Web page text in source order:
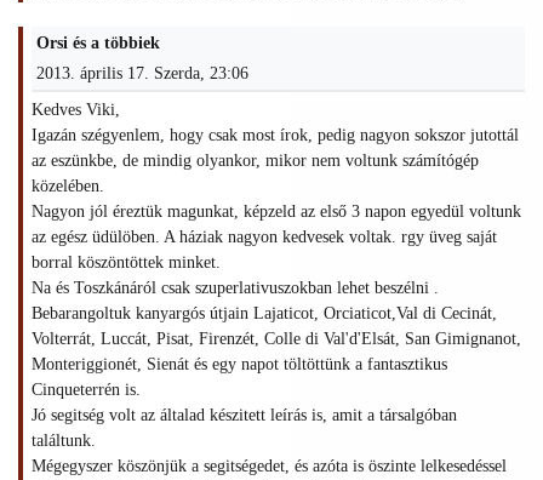
Orsi és a többiek
2013. április 17. Szerda, 23:06
Kedves Viki,
Igazán szégyenlem, hogy csak most írok, pedig nagyon sokszor jutottál
az eszünkbe, de mindig olyankor, mikor nem voltunk számítógép
közelében.
Nagyon jól éreztük magunkat, képzeld az első 3 napon egyedül voltunk
az egész üdülöben. A háziak nagyon kedvesek voltak. rgy üveg saját
borral köszöntöttek minket.
Na és Toszkánáról csak szuperlativuszokban lehet beszélni .
Bebarangoltuk kanyargós útjain Lajaticot, Orciaticot,Val di Cecinát,
Volterrát, Luccát, Pisat, Firenzét, Colle di Val'd'Elsát, San Gimignanot,
Monteriggionét, Sienát és egy napot töltöttünk a fantasztikus
Cinqueterrén is.
Jó segitség volt az általad készitett leírás is, amit a társalgóban
találtunk.
Mégegyszer köszönjük a segitségedet, és azóta is öszinte lelkesedéssel